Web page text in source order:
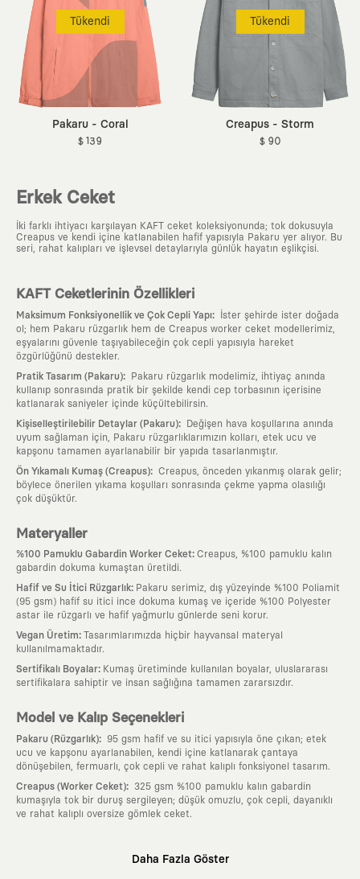
Tükendi
Pakaru - Coral
$ 139
Tükendi
Creapus - Storm
$ 90
Erkek Ceket
İki farklı ihtiyacı karşılayan KAFT ceket koleksiyonunda; tok dokusuyla
Creapus ve kendi içine katlanabilen hafif yapısıyla Pakaru yer alıyor. Bu
seri, rahat kalıpları ve işlevsel detaylarıyla günlük hayatın eşlikçisi.
KAFT Ceketlerinin Özellikleri
Maksimum Fonksiyonellik ve Çok Cepli Yapı:
İster şehirde ister doğada
ol; hem Pakaru rüzgarlık hem de Creapus worker ceket modellerimiz,
eşyalarını güvenle taşıyabileceğin çok cepli yapısıyla hareket
özgürlüğünü destekler.
Pratik Tasarım (Pakaru):
Pakaru rüzgarlık modelimiz, ihtiyaç anında
kullanıp sonrasında pratik bir şekilde kendi cep torbasının içerisine
katlanarak saniyeler içinde küçültebilirsin.
Kişiselleştirilebilir Detaylar (Pakaru):
Değişen hava koşullarına anında
uyum sağlaman için, Pakaru rüzgarlıklarımızın kolları, etek ucu ve
kapşonu tamamen ayarlanabilir bir yapıda tasarlanmıştır.
Ön Yıkamalı Kumaş (Creapus): Creapus, önceden yıkanmış olarak gelir;
böylece önerilen yıkama koşulları sonrasında çekme yapma olasılığı
çok düşüktür.
Materyaller
%100 Pamuklu Gabardin Worker Ceket: Creapus, %100 pamuklu kalın
gabardin dokuma kumaştan üretildi.
Hafif ve Su İtici Rüzgarlık: Pakaru serimiz, dış yüzeyinde %100 Poliamit
(95 gsm) hafif su itici ince dokuma kumaş ve içeride %100 Polyester
astar ile rüzgarlı ve hafif yağmurlu günlerde seni korur.
Vegan Üretim: Tasarımlarımızda hiçbir hayvansal materyal
kullanılmamaktadır.
Sertifikalı Boyalar: Kumaş üretiminde kullanılan boyalar, uluslararası
sertifikalara sahiptir ve insan sağlığına tamamen zararsızdır.
Model ve Kalıp Seçenekleri
Pakaru (Rüzgarlık):
95 gsm hafif ve su itici yapısıyla öne çıkan; etek
ucu ve kapşonu ayarlanabilen, kendi içine katlanarak çantaya
dönüşebilen, fermuarlı, çok cepli ve rahat kalıplı fonksiyonel tasarım.
Creapus (Worker Ceket):
325 gsm %100 pamuklu kalın gabardin
kumaşıyla tok bir duruş sergileyen; düşük omuzlu, çok cepli, dayanıklı
ve rahat kalıplı oversize gömlek ceket.
Daha Fazla Göster